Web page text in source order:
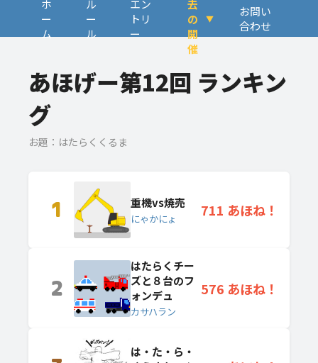
ホ
ー
ム
ル
ー
ル
エン
トリ
ー
去
の
開
催
お問い
合わせ
あほげー第12回 ランキン
グ
お題：はたらくくるま
1 重機vs焼売
にゃかにょ 711 あほね！
2
はたらくチー
ズと８台のフ
ォンデュ
カサハラン
576 あほね！
は・た・ら・